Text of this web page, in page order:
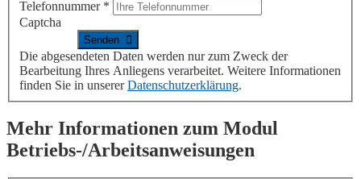
Telefonnummer *
Captcha
Die abgesendeten Daten werden nur zum Zweck der
Bearbeitung Ihres Anliegens verarbeitet. Weitere Informationen
finden Sie in unsererDatenschutzerklärung.
Mehr Informationen zum Modul
Betriebs-/Arbeitsanweisungen